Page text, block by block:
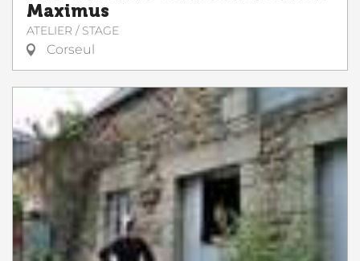
Maximus
ATELIER / STAGE
Corseul